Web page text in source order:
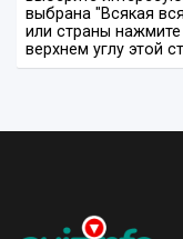
выбрана "Всякая
или страны
верхнем углу этой